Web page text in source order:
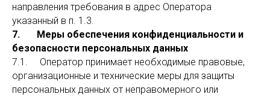
направления требования в адрес Оператора
указанный в п. 1.3.
7. Меры обеспечения конфиденциальности и
безопасности персональных данных
7.1. Оператор принимает необходимые правовые,
организационные и технические меры для защиты
персональных данных от неправомерного или